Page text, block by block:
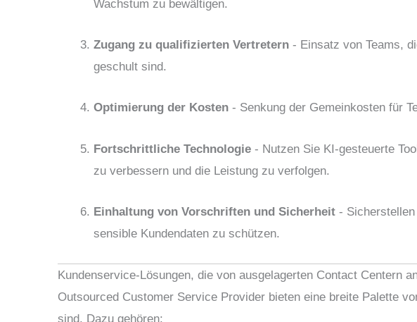
Wachstum zu bewältigen.
Zugang zu qualifizierten Vertretern - Einsatz von Teams,
geschult sind.
Optimierung der Kosten - Senkung der Gemeinkosten für
Fortschrittliche Technologie - Nutzen Sie KI-gesteuerte
zu verbessern und die Leistung zu verfolgen.
Einhaltung von Vorschriften und Sicherheit - Sicherstellen
sensible Kundendaten zu schützen.
Kundenservice-Lösungen, die von ausgelagerten Contact Centern
Outsourced Customer Service Provider bieten eine breite Palette
sind. Dazu gehören: